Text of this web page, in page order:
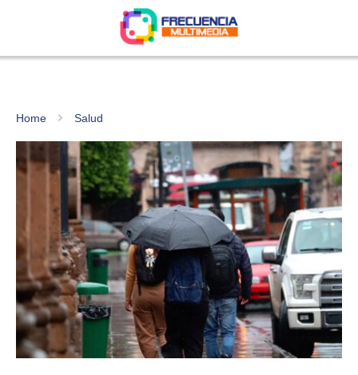
Home Salud